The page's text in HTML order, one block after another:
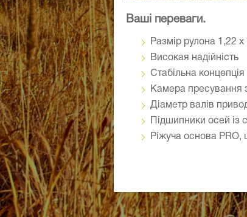
Ваші переваги.
Размір рулона 1,22 x
Високая надійність
Стабільна
Камера пресування
Діаметр валів
Підшипники осей із
Ріжуча основа PRO,